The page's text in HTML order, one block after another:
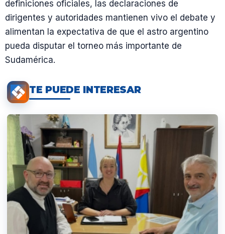
definiciones oficiales, las declaraciones de
dirigentes y autoridades mantienen vivo el debate y
alimentan la expectativa de que el astro argentino
pueda disputar el torneo más importante de
Sudamérica.
TE PUEDE INTERESAR